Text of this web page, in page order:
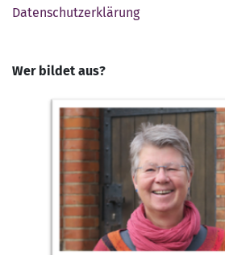
Datenschutzerklärung
Wer bildet aus?